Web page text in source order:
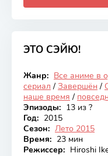
ЭТО СЭЙЮ!
Жанр: Все аниме в
сериал / Завершён /
наше время /
Эпизоды: 13 из ?
Год: 2015
Сезон: Лето 2015
Время: 23 мин
Режиссер: Hiroshi